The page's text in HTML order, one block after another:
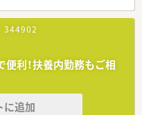
344902
便利！扶養内勤務もご相
に追加